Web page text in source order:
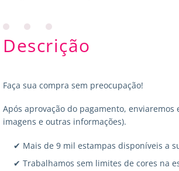
Descrição
Faça sua compra sem preocupação!
Após aprovação do pagamento,
imagens e outras informações).
✔ Mais de 9 mil estampas disponíveis a
✔ Trabalhamos sem limites de cores na